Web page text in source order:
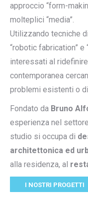
approccio “form-
molteplici “media”.
Utilizzando tecniche
“robotic fabrication” e
interessati al
contemporanea
problemi esistenti o
Fondato da Bruno
esperienza nel
studio si occupa di
architettonica ed
alla residenza, al
I NOSTRI PROGETTI